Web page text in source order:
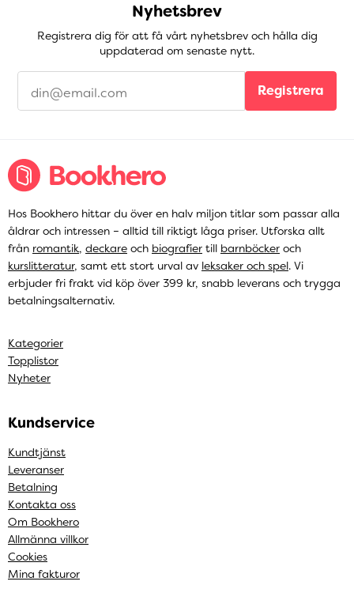
Nyhetsbrev
Registrera dig för att få vårt nyhetsbrev och hålla dig
uppdaterad om senaste nytt.
Registrera
Hos Bookhero hittar du över en halv miljon titlar som passar alla
åldrar och intressen – alltid till riktigt låga priser. Utforska allt
från romantik, deckare och biografier till barnböcker och
kurslitteratur, samt ett stort urval av leksaker och spel. Vi
erbjuder fri frakt vid köp över 399 kr, snabb leverans och trygga
betalningsalternativ.
Kategorier
Topplistor
Nyheter
Kundservice
Kundtjänst
Leveranser
Betalning
Kontakta oss
Om Bookhero
Allmänna villkor
Cookies
Mina fakturor